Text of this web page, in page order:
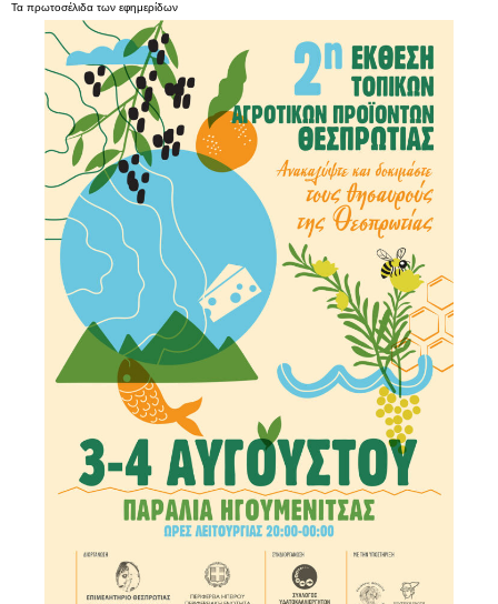
Τα πρωτοσέλιδα των εφημερίδων